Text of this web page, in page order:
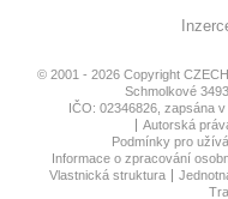
© 2001 - 2026 Copyright
Schmolkové
IČO: 02346826, zapsána
Autorská
Podmínky pro
Informace o zpracování
Vlastnická struktura